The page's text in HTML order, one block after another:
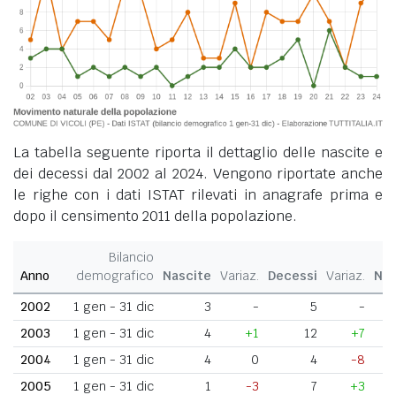
La tabella seguente riporta il dettaglio delle nascite e
dei decessi dal 2002 al 2024. Vengono riportate anche
le righe con i dati ISTAT rilevati in anagrafe prima e
dopo il censimento 2011 della popolazione.
Anno
Bilancio
demografico
Nascite Variaz. Decessi Variaz.
2002
1 gen - 31 dic 3 - 5
-
2003
1 gen - 31 dic 4 +1 12
+7
2004
1 gen - 31 dic 4 0 4
-8
2005
1 gen - 31 dic 1 -3 7
+3